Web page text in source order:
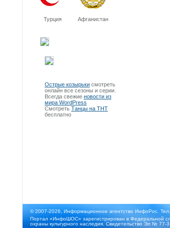
Турция Афганистан
Острые козырьки смотреть
онлайн все сезоны и серии.
Всегда свежие новости из
мира WordPress
Смотреть Танцы на ТНТ
бесплатно
© 2007-2026, Информационное агентство ИнфоРос.
Портал «ИнфоШОС» зарегистрирован в Федеральной
охраны культурного наследия. Свидетельство Эл № 77-